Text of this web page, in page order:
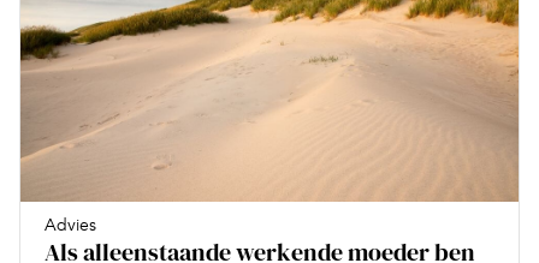
Advies
Als alleenstaande werkende moeder ben